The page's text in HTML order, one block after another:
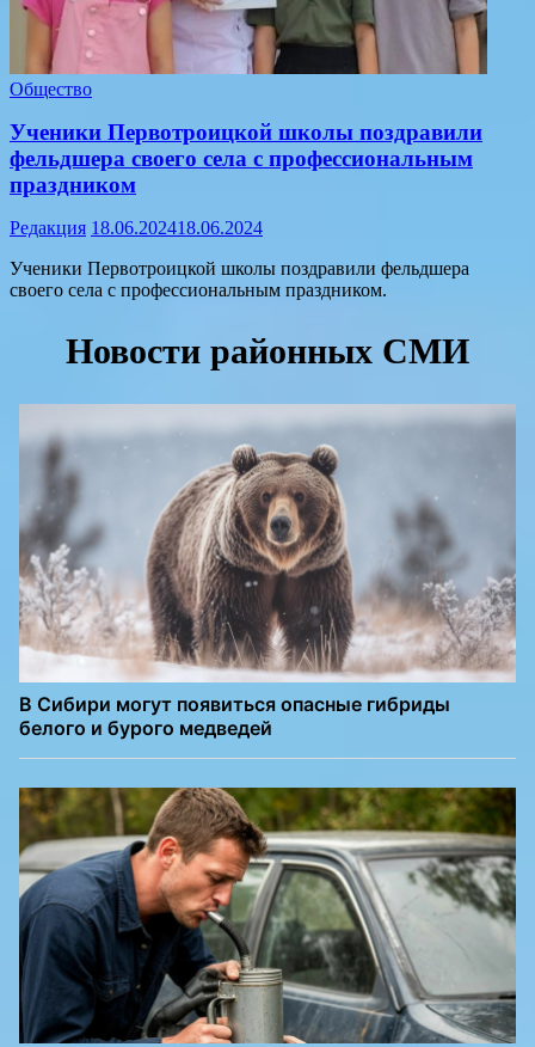
Общество
Ученики Первотроицкой школы поздравили
фельдшера своего села с профессиональным
праздником
Редакция 18.06.202418.06.2024
Ученики Первотроицкой школы поздравили фельдшера
своего села с профессиональным праздником.